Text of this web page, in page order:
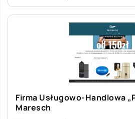
Firma Usługowo-Handlowa
Maresch